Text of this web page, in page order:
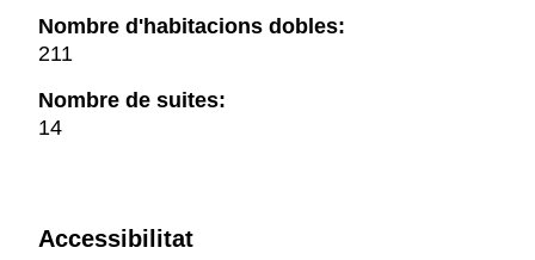
Nombre d'habitacions dobles:
211
Nombre de suites:
14
Accessibilitat